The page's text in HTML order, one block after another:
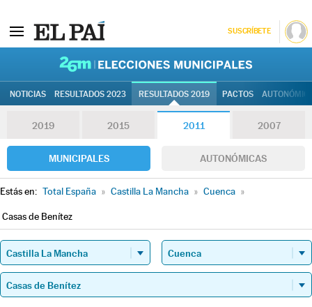
SUSCRÍBETE
NOTICIAS RESULTADOS 2023 RESULTADOS 2019 PACTOS
2019 2015 2011 2007
MUNICIPALES AUTONÓMICAS
Estás en: Total España » Castilla La Mancha » Cuenca »
Casas de Benítez